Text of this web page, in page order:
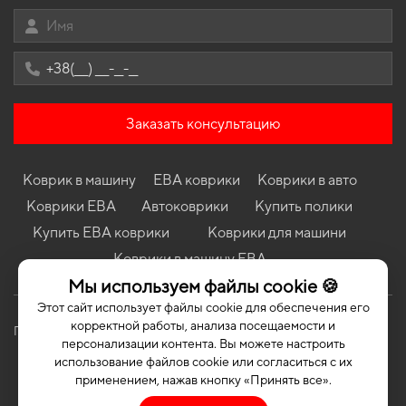
Мы используем файлы cookie 🍪
Этот сайт использует файлы cookie для обеспечения его
корректной работы, анализа посещаемости и
персонализации контента. Вы можете настроить
использование файлов cookie или согласиться с их
применением, нажав кнопку «Принять все».
Коврики в салон Mercedes-Benz W205 C-Class 2014 - 2021 IV
поколение EU Sedan
Коврики в салон Hyundai EX8 2020-… I поколение EU VAN
Pickup 4-х дверная 5-ти местная Crew Cab
Коврики Toyota Land Cruiser Prado J150 2017 - 2023 IV
поколение EU Crossover 5-ти местная
Коврики GMC Acadia 2016 - 2023 II поколение USA Crossover 6-
ти местная
Коврики Mercedes-Benz W211 E-Class 2002 - 2009 III
поколение EU Sedan
Коврики LADA Kalina 1119 2004 - 2013 I поколение EU
Hatchback
Коврики Renault Kangoo 2008 - 2013 II поколение EU Minivan
дорест 5-ти дверная 7-ми местная пассажир
Заказать консультацию
Коврик в машину ЕВА коврики
Коврики в авто
Коврики ЕВА
Автоковрики
Купить полики
Купить ЕВА коврики
Коврики для машини
Коврики в машину ЕВА
Политика конфиденциальности Публичная оферта